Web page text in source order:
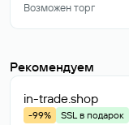
Возможен торг
Рекомендуем
in-trade.shop
-99%
SSL в подарок